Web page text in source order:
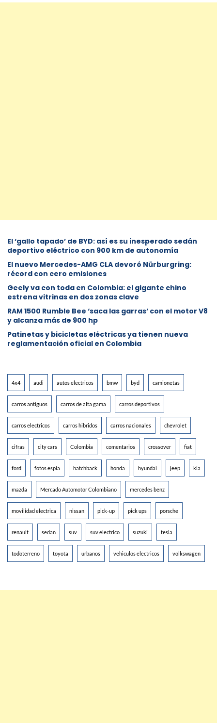
El ‘gallo tapado’ de BYD: así es su inesperado sedán
deportivo eléctrico con 900 km de autonomía
El nuevo Mercedes-AMG CLA devoró Nürburgring:
récord con cero emisiones
Geely va con toda en Colombia: el gigante chino
estrena vitrinas en dos zonas clave
RAM 1500 Rumble Bee ‘saca las garras’ con el motor V8
y alcanza más de 900 hp
Patinetas y bicicletas eléctricas ya tienen nueva
reglamentación oficial en Colombia
4x4 audi autos electricos bmw byd camionetas
carros antiguos carros de alta gama carros deportivos
carros electricos carros hibridos carros nacionales chevrolet
cifras city cars Colombia comentarios crossover fiat
ford fotos espia hatchback honda hyundai jeep kia
mazda Mercado Automotor Colombiano mercedes benz
movilidad electrica nissan pick-up pick ups porsche
renault sedan suv suv electrico suzuki tesla
todoterreno toyota urbanos vehiculos electricos volkswagen